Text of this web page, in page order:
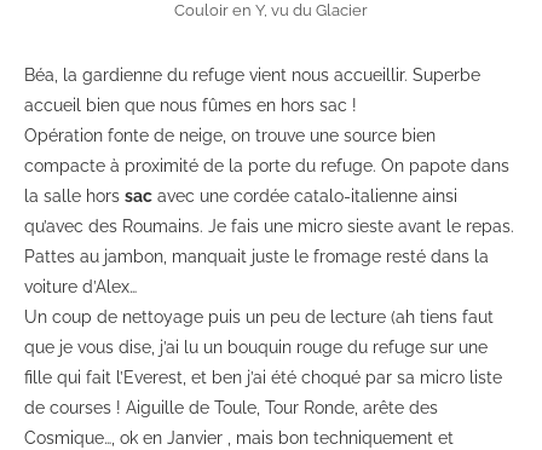
Couloir en Y, vu du Glacier
Béa, la gardienne du refuge vient nous accueillir. Superbe
accueil bien que nous fûmes en hors sac !
Opération fonte de neige, on trouve une source bien
compacte à proximité de la porte du refuge. On papote dans
la salle hors sac avec une cordée catalo-italienne ainsi
qu’avec des Roumains. Je fais une micro sieste avant le repas.
Pattes au jambon, manquait juste le fromage resté dans la
voiture d’Alex…
Un coup de nettoyage puis un peu de lecture (ah tiens faut
que je vous dise, j’ai lu un bouquin rouge du refuge sur une
fille qui fait l’Everest, et ben j’ai été choqué par sa micro liste
de courses ! Aiguille de Toule, Tour Ronde, arête des
Cosmique…, ok en Janvier , mais bon techniquement et